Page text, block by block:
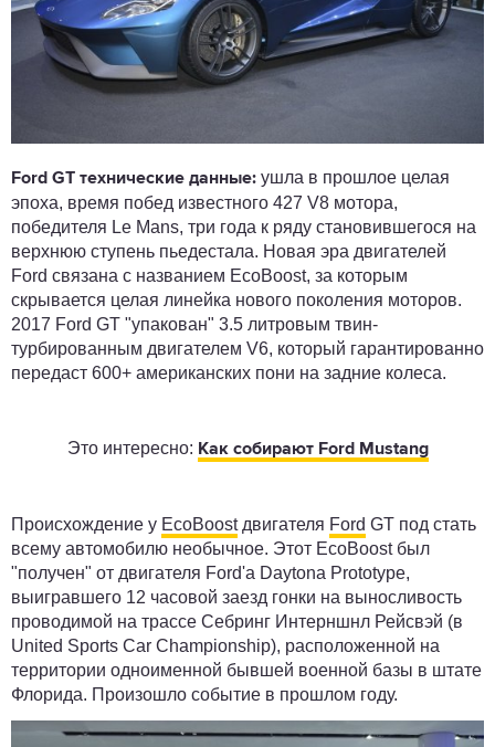
Ford GT технические данные: ушла в прошлое целая
эпоха, время побед известного 427 V8 мотора,
победителя Le Mans, три года к ряду становившегося на
верхнюю ступень пьедестала. Новая эра двигателей
Ford связана с названием EcoBoost, за которым
скрывается целая линейка нового поколения моторов.
2017 Ford GT "упакован" 3.5 литровым твин-
турбированным двигателем V6, который гарантированно
передаст 600+ американских пони на задние колеса.
Это интересно: Как собирают Ford Mustang
Происхождение у EcoBoostдвигателя Ford GT под стать
всему автомобилю необычное. Этот EcoBoost был
"получен" от двигателя Ford'а Daytona Prototype,
выигравшего 12 часовой заезд гонки на выносливость
проводимой на трассе Себринг Интерншнл Рейсвэй (в
United Sports Car Championship), расположенной на
территории одноименной бывшей военной базы в штате
Флорида. Произошло событие в прошлом году.